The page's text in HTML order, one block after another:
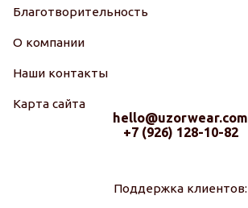
Благотворительность
О компании
Наши контакты
Карта сайта
hello@uzorwear.com
+7 (926) 128-10-82
Поддержка клиентов: